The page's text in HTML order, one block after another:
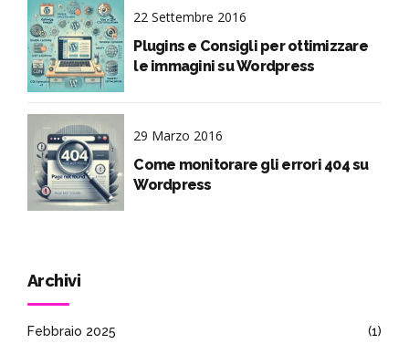
22 Settembre 2016
Plugins e Consigli per ottimizzare
le immagini su Wordpress
29 Marzo 2016
Come monitorare gli errori 404 su
Wordpress
Archivi
Febbraio 2025 (1)